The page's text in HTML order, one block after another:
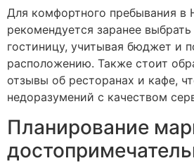
Для комфортного пребывания в
рекомендуется заранее
гостиницу, учитывая бюджет и
расположению. Также стоит
отзывы об ресторанах и кафе,
недоразумений с качеством
Планирование